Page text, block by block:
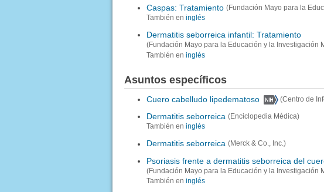
Caspas: Tratamiento (Fundación Mayo para la
También en inglés
Dermatitis seborreica infantil: Tratamiento
(Fundación Mayo para la Educación y la Investigación
También en inglés
Asuntos específicos
Cuero cabelludo lipedematoso (Centro de
Dermatitis seborreica (Enciclopedia Médica)
También en inglés
Dermatitis seborreica (Merck & Co., Inc.)
Psoriasis frente a dermatitis seborreica del
(Fundación Mayo para la Educación y la Investigación
También en inglés